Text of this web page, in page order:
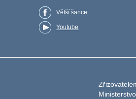
Větší šance
Youtube